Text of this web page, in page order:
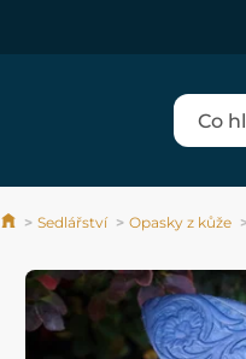
Sedlářství Opasky z kůže